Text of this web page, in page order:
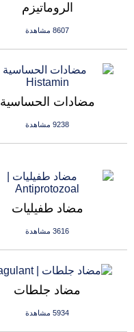
الروماتيزم
8607 مشاهدة
مضادات الحساسية
9238 مشاهدة
مضاد طفيليات
3616 مشاهدة
مضاد جلطات
5934 مشاهدة